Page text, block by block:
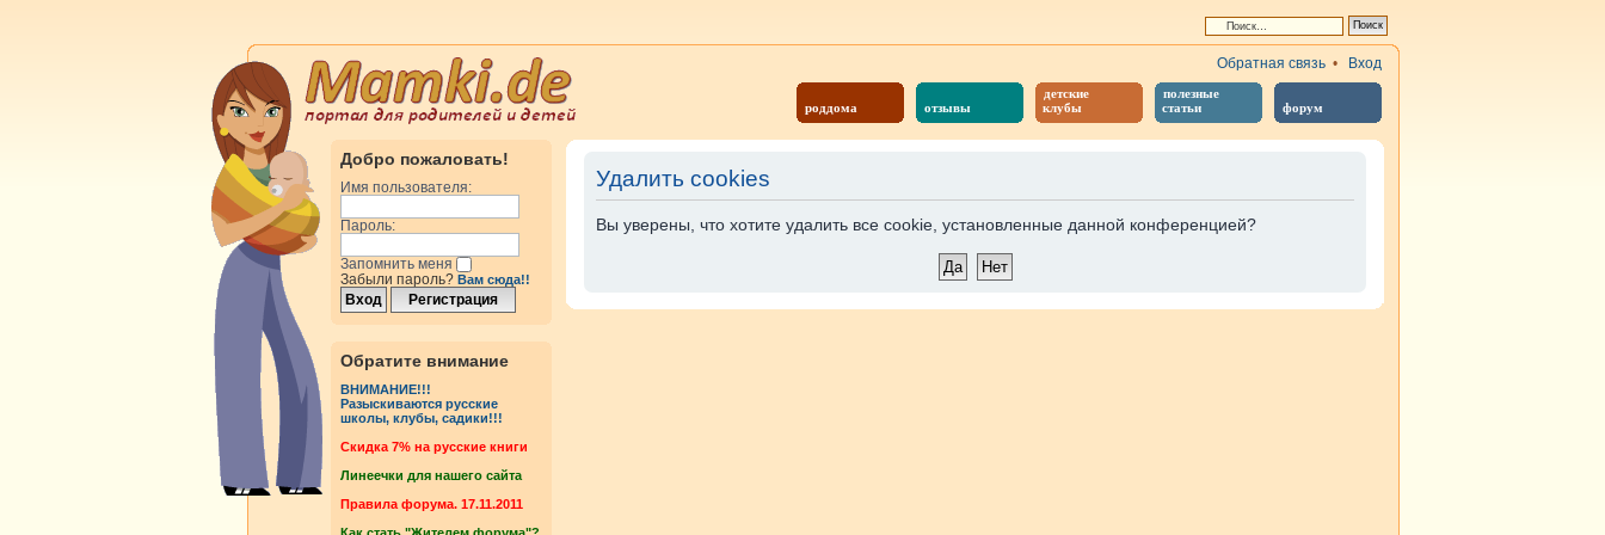
роддома отзывы
детские
клубы
полезные
статьи
форум
Обратная связь • Вход
Добро пожаловать!
Имя пользователя:
Пароль:
Запомнить меня
Забыли пароль? Вам сюда!!
Обратите внимание
ВНИМАНИЕ!!!
Разыскиваются русские
школы, клубы, садики!!!
Cкидка 7% на русские книги
Линеечки для нашего сайта
Правила форума. 17.11.2011
Удалить cookies
Вы уверены, что хотите удалить все cookie, установленные данной конференцией?